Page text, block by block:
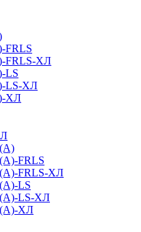
FRLS
FRLS-ХЛ
LS
LS-ХЛ
ХЛ
FRLS
FRLS-ХЛ
LS
LS-ХЛ
ХЛ